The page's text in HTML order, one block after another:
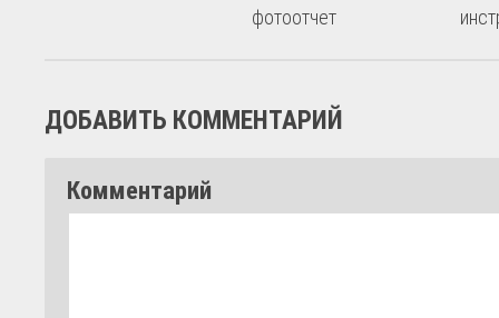
фотоотчет
ДОБАВИТЬ КОММЕНТАРИЙ
Комментарий